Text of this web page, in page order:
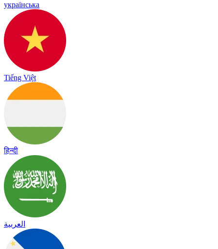
українська
Tiếng Việt
हिन्दी
العربية